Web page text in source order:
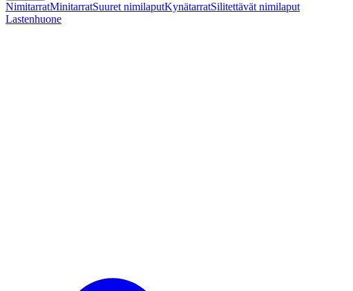
NimitarratMinitarratSuuret nimilaputKynätarratSilitettävät nimilaput
Lastenhuone